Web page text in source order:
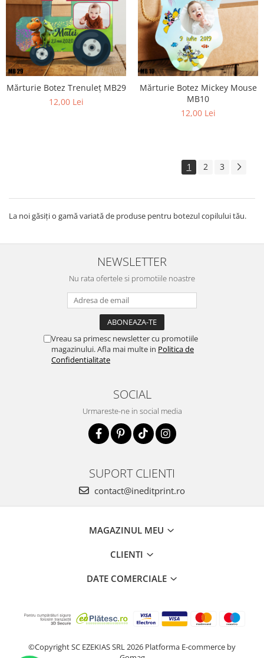
Mărturie Botez Trenuleț MB29
12,00 Lei
Mărturie Botez Mickey Mouse
MB10
12,00 Lei
1 2 3
La noi găsiți o gamă variată de produse pentru botezul copilului tău.
NEWSLETTER
Nu rata ofertele si promotiile noastre
Vreau sa primesc newsletter cu promotiile
magazinului. Afla mai multe in Politica de
Confidentialitate
SOCIAL
Urmareste-ne in social media
SUPORT CLIENTI
contact@ineditprint.ro
MAGAZINUL MEU
CLIENTI
DATE COMERCIALE
©Copyright SC EZEKIAS SRL 2026 Platforma E-commerce by